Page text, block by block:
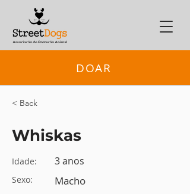
DOAR
< Back
Whiskas
Idade: 3 anos
Sexo: Macho